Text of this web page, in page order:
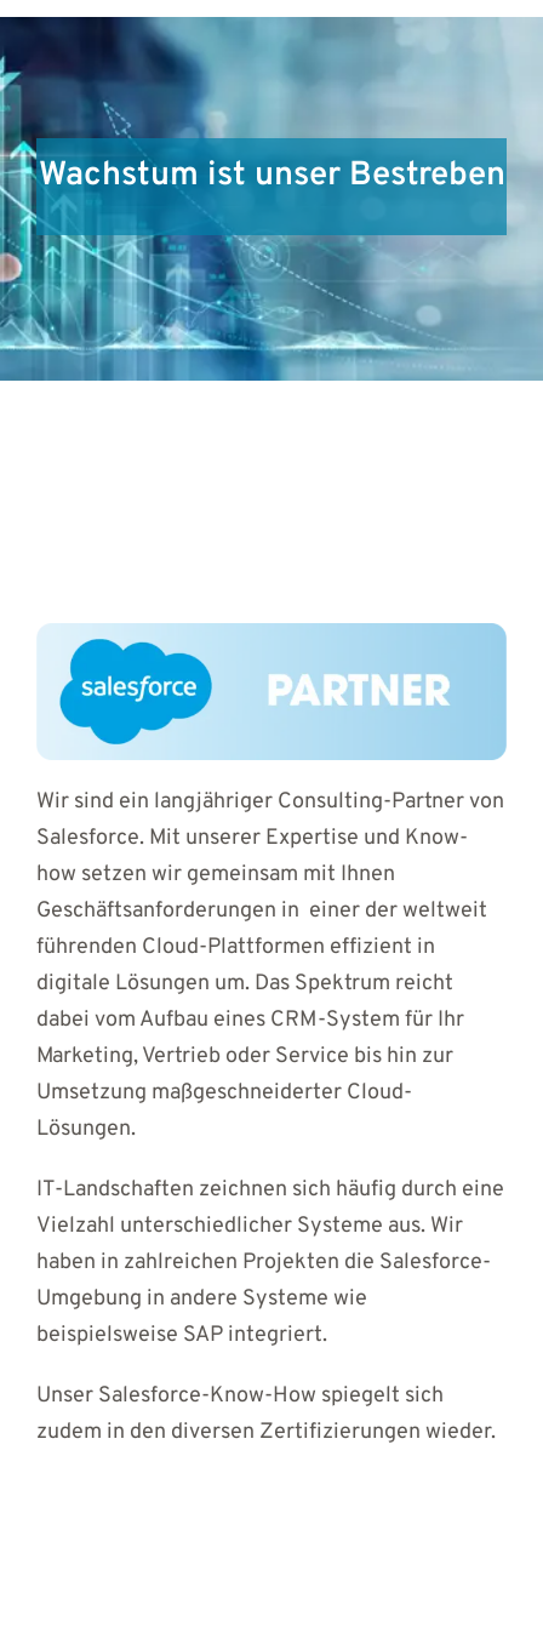
Wachstum ist unser Bestreben
Wir sind ein langjähriger Consulting-Partner von
Salesforce. Mit unserer Expertise und Know-
how setzen wir gemeinsam mit Ihnen
Geschäftsanforderungen in einer der weltweit
führenden Cloud-Plattformen effizient in
digitale Lösungen um. Das Spektrum reicht
dabei vom Aufbau eines CRM-System für Ihr
Marketing, Vertrieb oder Service bis hin zur
Umsetzung maßgeschneiderter Cloud-
Lösungen.
IT-Landschaften zeichnen sich häufig durch eine
Vielzahl unterschiedlicher Systeme aus. Wir
haben in zahlreichen Projekten die Salesforce-
Umgebung in andere Systeme wie
beispielsweise SAP integriert.
Unser Salesforce-Know-How spiegelt sich
zudem in den diversen Zertifizierungen wieder.